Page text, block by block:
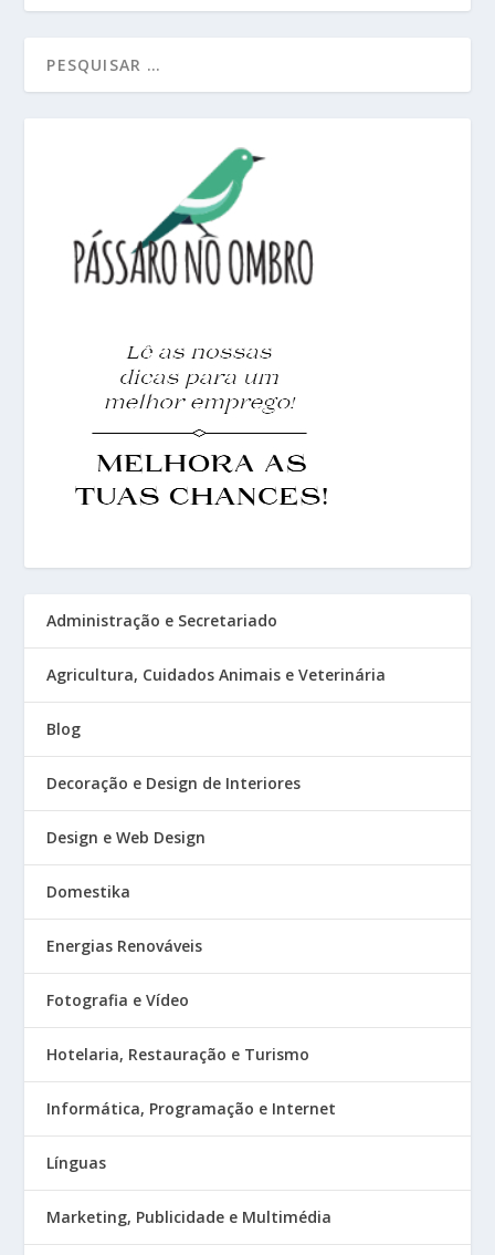
Administração e Secretariado
Agricultura, Cuidados Animais e Veterinária
Blog
Decoração e Design de Interiores
Design e Web Design
Domestika
Energias Renováveis
Fotografia e Vídeo
Hotelaria, Restauração e Turismo
Informática, Programação e Internet
Línguas
Marketing, Publicidade e Multimédia